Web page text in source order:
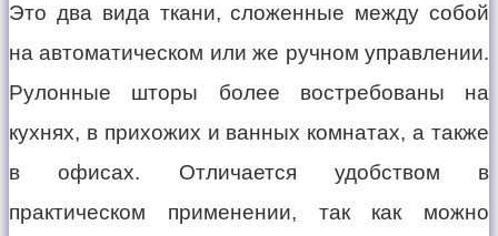
Это два вида ткани, сложенные между собой
на автоматическом или же ручном управлении.
Рулонные шторы более востребованы на
кухнях, в прихожих и ванных комнатах, а также
в офисах. Отличается удобством в
практическом применении, так как можно